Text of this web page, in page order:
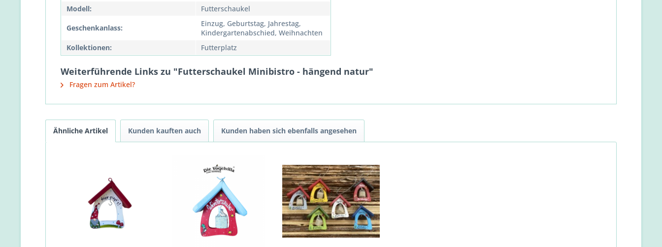
Modell:
Futterschaukel
Geschenkanlass:
Einzug, Geburtstag, Jahrestag,
Kindergartenabschied, Weihnachten
Kollektionen:
Futterplatz
Weiterführende Links zu "Futterschaukel Minibistro - hängend natur"
Fragen zum Artikel?
Ähnliche Artikel Kunden kauften auch Kunden haben sich ebenfalls angesehen